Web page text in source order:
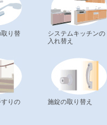
り替
システムキッチンの
入れ替え
りの
施錠の取り替え